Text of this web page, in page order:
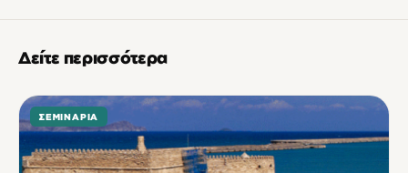
Δείτε περισσότερα
ΣΕΜΙΝΆΡΙΑ